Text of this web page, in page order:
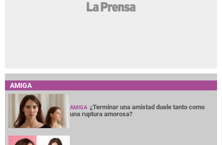
AMIGA
AMIGA ¿Terminar una amistad duele tanto como
una ruptura amorosa?